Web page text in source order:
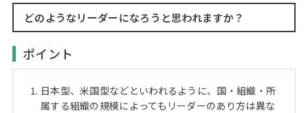
MBAからのFAQ
MBA留学生数の推移
インターン受入企業一覧
よくある面接Q&A集
外資系／面接攻略のコツ
Web面接の準備・注意点
転職成功への4つの鍵
キャリアに効く一冊
注目企業インタビュー
海外セミナー
キャリアフォーラム
プロ経営者の特別セミナー
採用情報
パブリシティ
ニュースリリース
どのようなリーダーになろうと思われますか？
ポイント
日本型、米国型などといわれるように、国・組織・所
属する組織の規模によってもリーダーのあり方は異な